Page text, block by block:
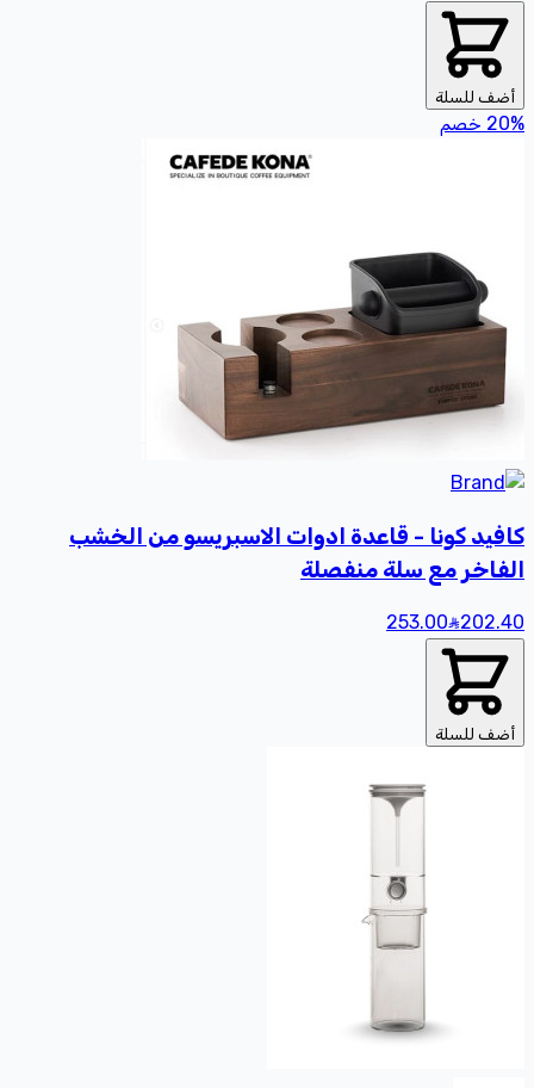
أضف للسلة
20% خصم
كافيد كونا - قاعدة ادوات الاسبريسو من الخشب
الفاخر مع سلة منفصلة
202.40
253.00
أضف للسلة